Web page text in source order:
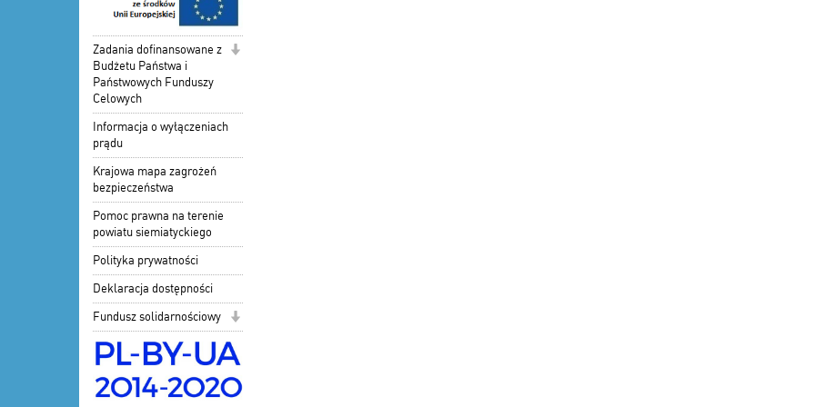
Zadania dofinansowane z
Budżetu Państwa i
Państwowych Funduszy
Celowych
Informacja o wyłączeniach
prądu
Krajowa mapa zagrożeń
bezpieczeństwa
Pomoc prawna na terenie
powiatu siemiatyckiego
Polityka prywatności
Deklaracja dostępności
Fundusz solidarnościowy